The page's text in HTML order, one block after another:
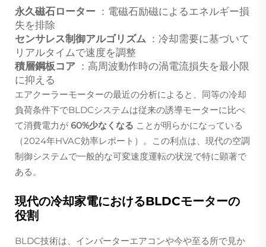
永久磁石ローター ：電磁石励磁によるエネルギー損
失を排除
センサレス制御アルゴリズム ：冷却需要に基づいて
リアルタイムで速度を調整
積層鋼板コア ：高周波動作時の渦電流損失を最小限
に抑える
エアクーラーモーターの最近の分析によると、同等の冷却
負荷条件下でBLDCシステムは従来の誘導モーターに比べ
て消費電力が 60%少なくなる ことが明らかになっている
（2024年HVAC効率レポート）。この利点は、現代の空調
制御システムで一般的な可変速度運転の状況で特に顕著で
ある。
現代の冷却家電におけるBLDCモーターの
役割
BLDC技術は、インバーターエアコンや今や至る所で見か